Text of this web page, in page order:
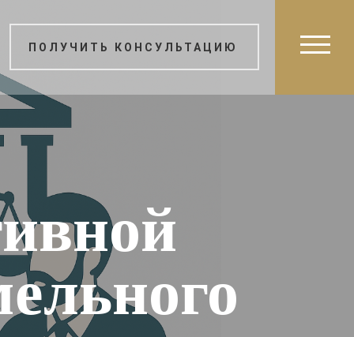
ПОЛУЧИТЬ КОНСУЛЬТАЦИЮ